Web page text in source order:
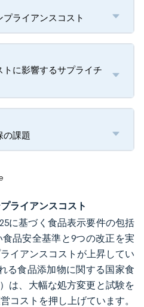
ライアンスコスト
に影響するサプライチ
の課題
ライアンスコスト
に基づく食品表示要件の包括
品安全基準と9つの改正を実
イアンスコストが上昇してい
る食品添加物に関する国家食
は、大幅な処方変更と試験を
コストを押し上げています。